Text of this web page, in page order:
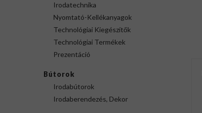
Irodatechnika
Nyomtató-Kellékanyagok
Technológiai Kiegészítők
Technológiai Termékek
Prezentáció
Bútorok
Irodabútorok
Irodaberendezés, Dekor